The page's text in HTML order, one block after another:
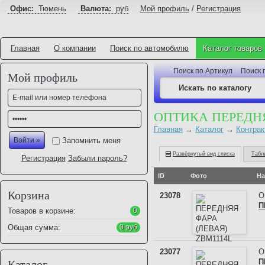
Офис: Тюмень Валюта: руб Мой профиль / Регистрация
Главная О компании Поиск по автомобилю Каталог товаров
Мой профиль
Запомнить меня
Регистрация Забыли пароль?
Корзина
Товаров в корзине: 0
Общая сумма: 0 руб
Поиск по Артикул Поиск
ОПТИКА
Главная → Каталог →
Развёрнутый вид списка
ID Фото
23078
23077